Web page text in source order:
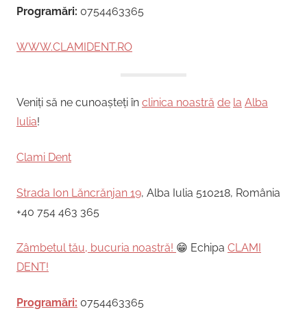
Programări: 0754463365
WWW.CLAMIDENT.RO
Veniți să ne cunoașteți în clinica noastră de la Alba
Iulia!
Clami Dent
Strada Ion Lăncrănjan 19, Alba Iulia 510218, România
+40 754 463 365
Zâmbetul tău, bucuria noastră! 😁 Echipa CLAMI
DENT!
Programări: 0754463365